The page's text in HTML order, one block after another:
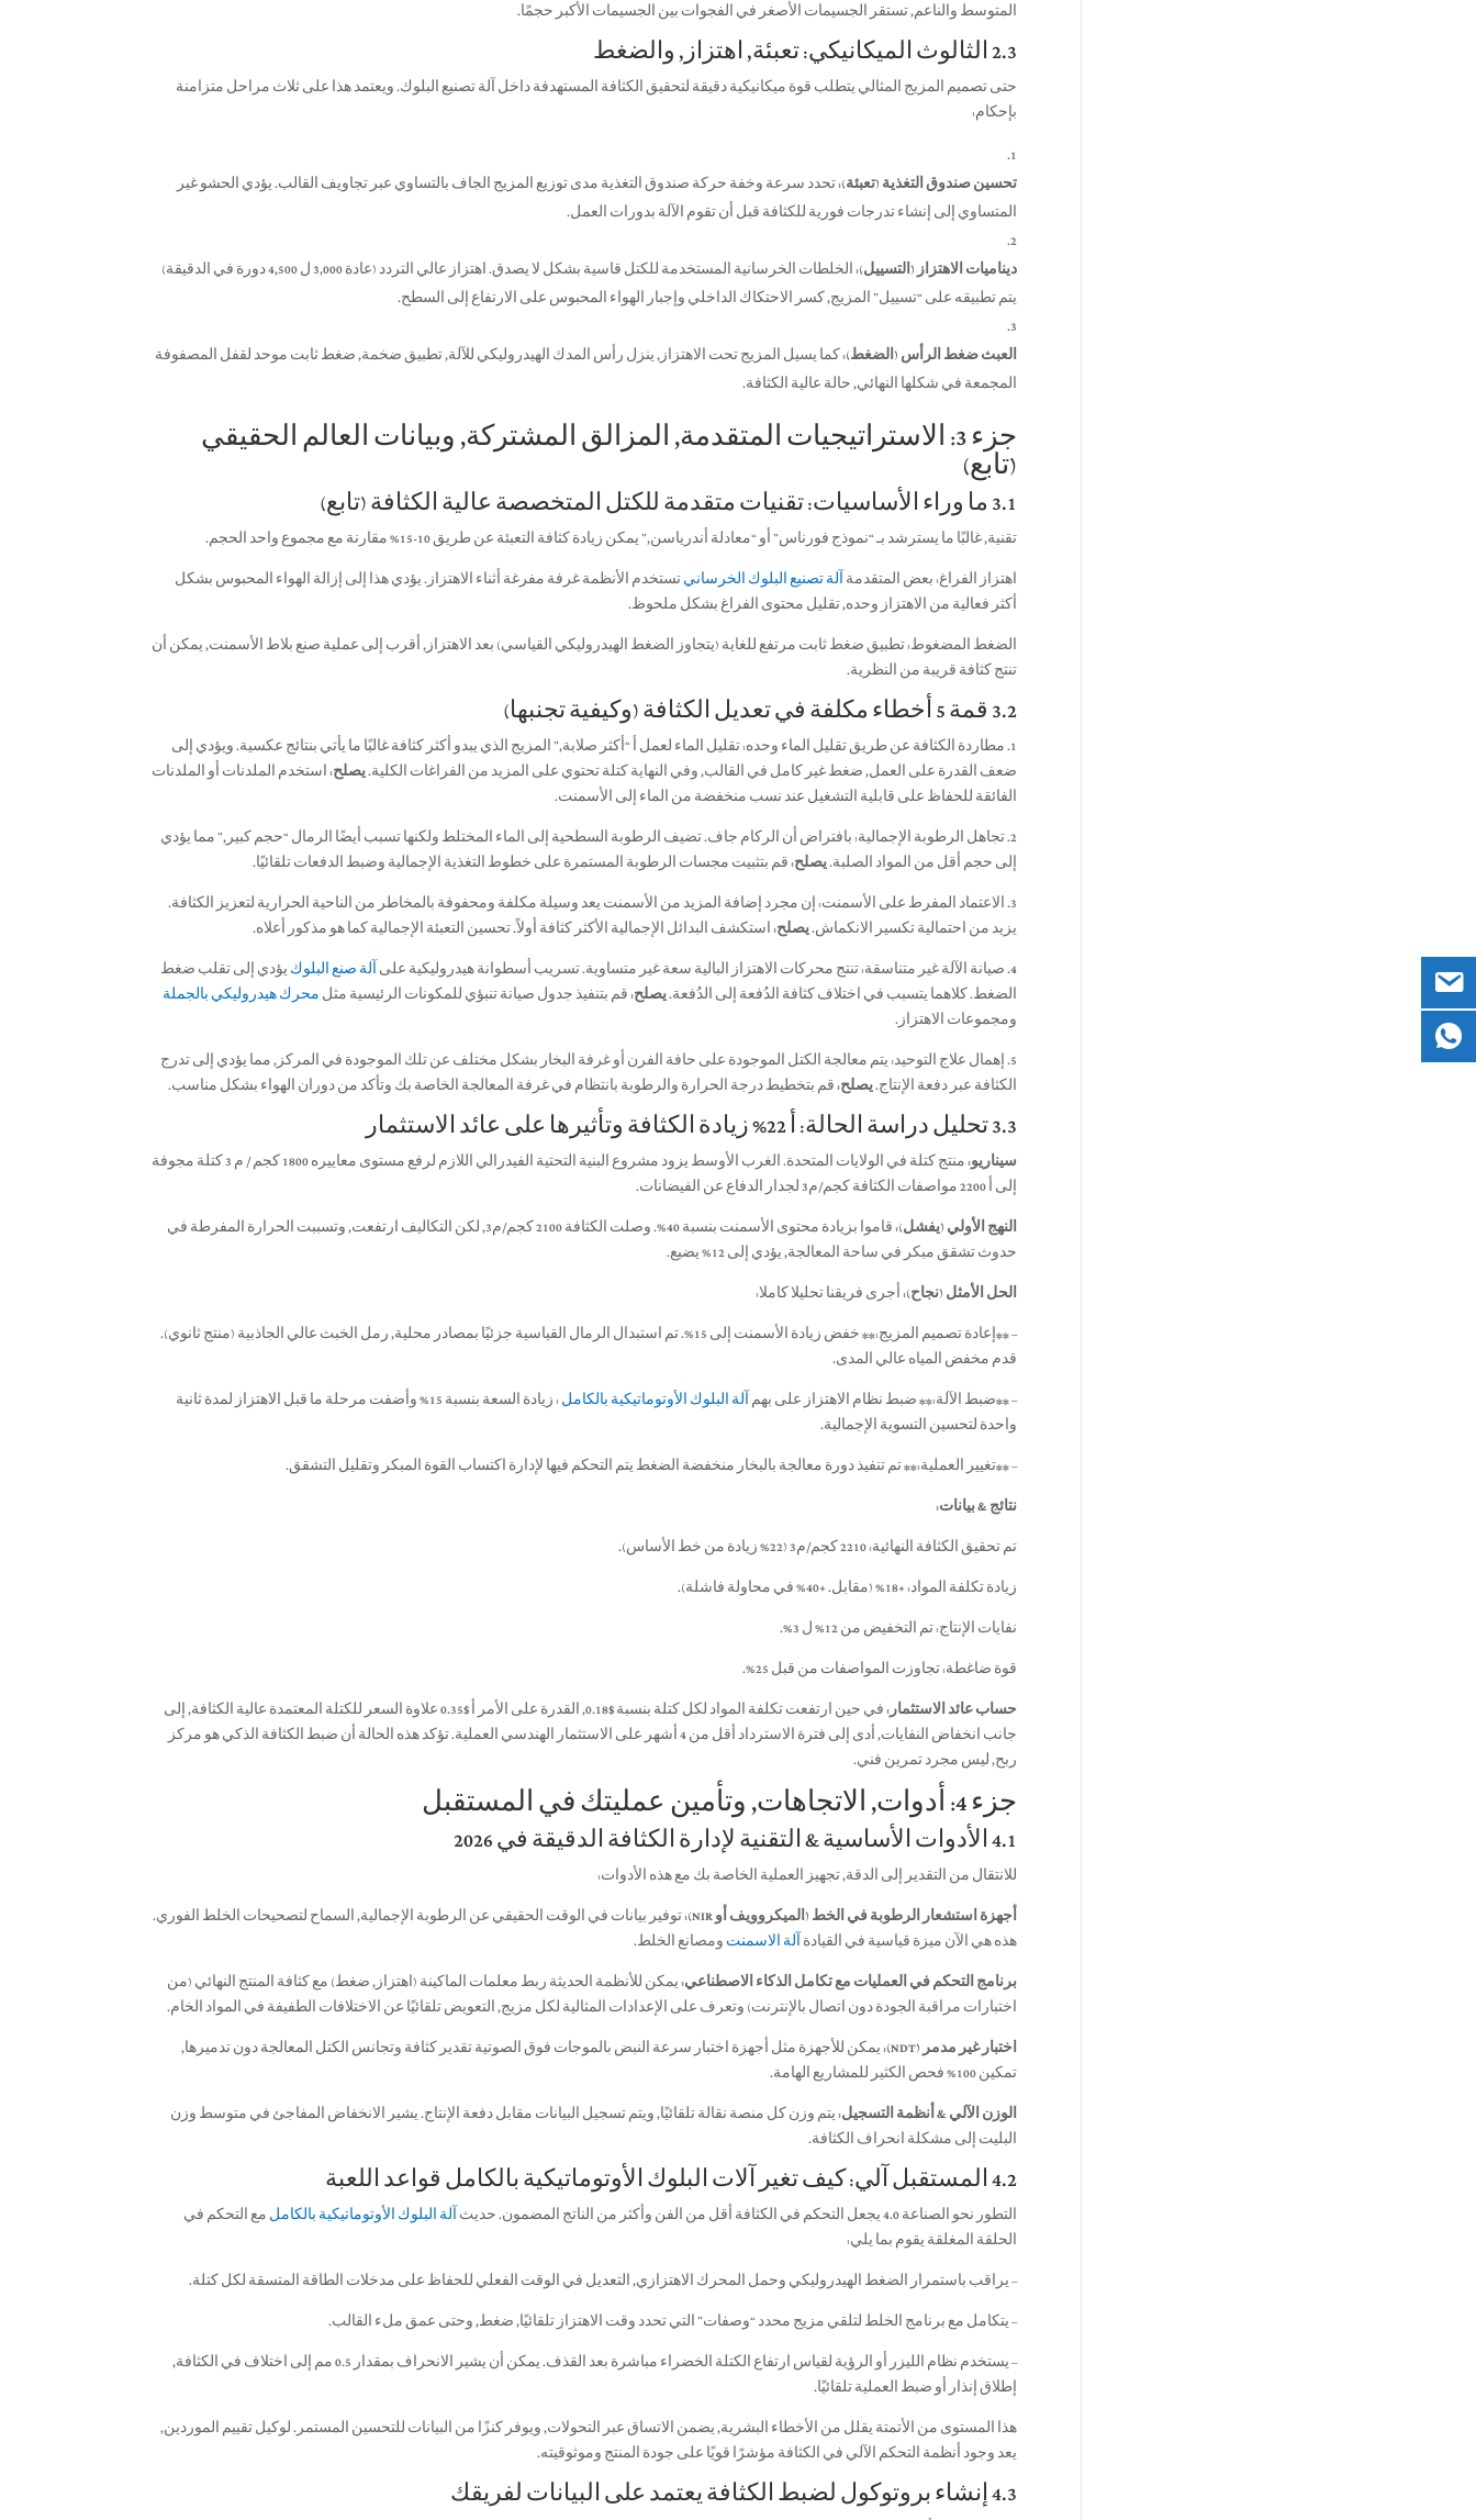
المتوسط ​​والناعم, تستقر الجسيمات الأصغر في الفجوات بين الجسيمات الأكبر حجمًا.
2.3 الثالوث الميكانيكي: تعبئة, اهتزاز, والضغط
حتى تصميم المزيج المثالي يتطلب قوة ميكانيكية دقيقة لتحقيق الكثافة المستهدفة داخل آلة تصنيع البلوك. ويعتمد هذا على ثلاث مراحل متزامنة
بإحكام:
تحسين صندوق التغذية (تعبئة):تحدد سرعة وخفة حركة صندوق التغذية مدى توزيع المزيج الجاف بالتساوي عبر تجاويف القالب. يؤدي الحشو غير
المتساوي إلى إنشاء تدرجات فورية للكثافة قبل أن تقوم الآلة بدورات العمل.
ديناميات الاهتزاز (التسييل):
الخلطات الخرسانية المستخدمة للكتل قاسية بشكل لا يصدق. اهتزاز عالي التردد (عادة 3,000 ل 4,500 دورة في الدقيقة)
يتم تطبيقه على “تسييل” المزيج, كسر الاحتكاك الداخلي وإجبار الهواء المحبوس على الارتفاع إلى السطح.
العبث ضغط الرأس (الضغط):كما يسيل المزيج تحت الاهتزاز, ينزل رأس المدك الهيدروليكي للآلة, تطبيق ضخمة, ضغط ثابت موحد لقفل المصفوفة
المجمعة في شكلها النهائي, حالة عالية الكثافة.
جزء 3: الاستراتيجيات المتقدمة, المزالق المشتركة, وبيانات العالم الحقيقي
(تابع)
3.1 ما وراء الأساسيات: تقنيات متقدمة للكتل المتخصصة عالية الكثافة (تابع)
تقنية, غالبًا ما يسترشد بـ “نموذج فورناس” أو “معادلة أندرياسن,” يمكن زيادة كثافة التعبئة عن طريق 10-15% مقارنة مع مجموع واحد الحجم.
اهتزاز الفراغ: بعض المتقدمة آلة تصنيع البلوك الخرسانيتستخدم الأنظمة غرفة مفرغة أثناء الاهتزاز. يؤدي هذا إلى إزالة الهواء المحبوس بشكل
أكثر فعالية من الاهتزاز وحده, تقليل محتوى الفراغ بشكل ملحوظ.
الضغط المضغوط: تطبيق ضغط ثابت مرتفع للغاية (يتجاوز الضغط الهيدروليكي القياسي) بعد الاهتزاز, أقرب إلى عملية صنع بلاط الأسمنت, يمكن أن
تنتج كثافة قريبة من النظرية.
3.2 قمة 5 أخطاء مكلفة في تعديل الكثافة (وكيفية تجنبها)
1. مطاردة الكثافة عن طريق تقليل الماء وحده: تقليل الماء لعمل أ “أكثر صلابة,” المزيج الذي يبدو أكثر كثافة غالبًا ما يأتي بنتائج عكسية. ويؤدي إلى
ضعف القدرة على العمل, ضغط غير كامل في القالب, وفي النهاية كتلة تحتوي على المزيد من الفراغات الكلية.يصلح: استخدم الملدنات أو الملدنات
الفائقة للحفاظ على قابلية التشغيل عند نسب منخفضة من الماء إلى الأسمنت.
2. تجاهل الرطوبة الإجمالية: بافتراض أن الركام جاف. تضيف الرطوبة السطحية إلى الماء المختلط ولكنها تسبب أيضًا الرمال “حجم كبير,” مما يؤدي
إلى حجم أقل من المواد الصلبة.يصلح: قم بتثبيت مجسات الرطوبة المستمرة على خطوط التغذية الإجمالية وضبط الدفعات تلقائيًا.
3. الاعتماد المفرط على الأسمنت: إن مجرد إضافة المزيد من الأسمنت يعد وسيلة مكلفة ومحفوفة بالمخاطر من الناحية الحرارية لتعزيز الكثافة.
يزيد من احتمالية تكسير الانكماش.يصلح: استكشف البدائل الإجمالية الأكثر كثافة أولاً. تحسين التعبئة الإجمالية كما هو مذكور أعلاه.
4. صيانة الآلة غير متناسقة: تنتج محركات الاهتزاز البالية سعة غير متساوية. تسريب أسطوانة هيدروليكية على
آلة صنع البلوكيؤدي إلى تقلب ضغط
الضغط. كلاهما يتسبب في اختلاف كثافة الدُفعة إلى الدُفعة.يصلح: قم بتنفيذ جدول صيانة تنبؤي للمكونات الرئيسية مثل محرك هيدروليكي بالجملة
ومجموعات الاهتزاز.
5. إهمال علاج التوحيد: يتم معالجة الكتل الموجودة على حافة الفرن أو غرفة البخار بشكل مختلف عن تلك الموجودة في المركز, مما يؤدي إلى تدرج
الكثافة عبر دفعة الإنتاج.يصلح: قم بتخطيط درجة الحرارة والرطوبة بانتظام في غرفة المعالجة الخاصة بك وتأكد من دوران الهواء بشكل مناسب.
3.3 تحليل دراسة الحالة: أ 22% زيادة الكثافة وتأثيرها على عائد الاستثمار
سيناريو:
منتج كتلة في الولايات المتحدة. الغرب الأوسط يزود مشروع البنية التحتية الفيدرالي اللازم لرفع مستوى معاييره 1800 كجم / م 3 كتلة مجوفة
إلى أ 2200 مواصفات الكثافة كجم/م3 لجدار الدفاع عن الفيضانات.
النهج الأولي (يفشل):
قاموا بزيادة محتوى الأسمنت بنسبة 40%. وصلت الكثافة 2100 كجم/م3, لكن التكاليف ارتفعت, وتسببت الحرارة المفرطة في
حدوث تشقق مبكر في ساحة المعالجة, يؤدي إلى 12% يضيع.
الحل الأمثل (نجاح): أجرى فريقنا تحليلا كاملا:
– **إعادة تصميم المزيج:** خفض زيادة الأسمنت إلى 15%. تم استبدال الرمال القياسية جزئيًا بمصادر محلية, رمل الخبث عالي الجاذبية (منتج ثانوي).
قدم مخفض المياه عالي المدى.
– **ضبط الآلة:** ضبط نظام الاهتزاز على بهم آلة البلوك الأوتوماتيكية بالكامل
: زيادة السعة بنسبة 15% وأضفت مرحلة ما قبل الاهتزاز لمدة ثانية
واحدة لتحسين التسوية الإجمالية.
– **تغيير العملية:** تم تنفيذ دورة معالجة بالبخار منخفضة الضغط يتم التحكم فيها لإدارة اكتساب القوة المبكر وتقليل التشقق.
نتائج & بيانات:
تم تحقيق الكثافة النهائية: 2210 كجم/م3 (22% زيادة من خط الأساس).
زيادة تكلفة المواد: +18% (مقابل. +40% في محاولة فاشلة).
نفايات الإنتاج: تم التخفيض من 12% ل 3%.
قوة ضاغطة: تجاوزت المواصفات من قبل 25%.
حساب عائد الاستثمار:
في حين ارتفعت تكلفة المواد لكل كتلة بنسبة $0.18, القدرة على الأمر أ $0.35 علاوة السعر للكتلة المعتمدة عالية الكثافة, إلى
جانب انخفاض النفايات, أدى إلى فترة الاسترداد أقل من 4 أشهر على الاستثمار الهندسي العملية. تؤكد هذه الحالة أن ضبط الكثافة الذكي هو مركز
ربح, ليس مجرد تمرين فني.
جزء 4: أدوات, الاتجاهات, وتأمين عمليتك في المستقبل
4.1 الأدوات الأساسية & التقنية لإدارة الكثافة الدقيقة في 2026
للانتقال من التقدير إلى الدقة, تجهيز العملية الخاصة بك مع هذه الأدوات:
أجهزة استشعار الرطوبة في الخط (الميكروويف أو NIR):
توفير بيانات في الوقت الحقيقي عن الرطوبة الإجمالية, السماح لتصحيحات الخلط الفوري.
هذه هي الآن ميزة قياسية في القيادة آلة الاسمنت ومصانع الخلط.
برنامج التحكم في العمليات مع تكامل الذكاء الاصطناعي:يمكن للأنظمة الحديثة ربط معلمات الماكينة (اهتزاز, ضغط) مع كثافة المنتج النهائي (من
اختبارات مراقبة الجودة دون اتصال بالإنترنت) وتعرف على الإعدادات المثالية لكل مزيج, التعويض تلقائيًا عن الاختلافات الطفيفة في المواد الخام.
اختبار غير مدمر (NDT):
يمكن للأجهزة مثل أجهزة اختبار سرعة النبض بالموجات فوق الصوتية تقدير كثافة وتجانس الكتل المعالجة دون تدميرها,
تمكين 100% فحص الكثير للمشاريع الهامة.
الوزن الآلي & أنظمة التسجيل:يتم وزن كل منصة نقالة تلقائيًا, ويتم تسجيل البيانات مقابل دفعة الإنتاج. يشير الانخفاض المفاجئ في متوسط ​​وزن
البليت إلى مشكلة انحراف الكثافة.
4.2 المستقبل آلي: كيف تغير آلات البلوك الأوتوماتيكية بالكامل قواعد اللعبة
التطور نحو الصناعة 4.0 يجعل التحكم في الكثافة أقل من الفن وأكثر من الناتج المضمون. حديث آلة البلوك الأوتوماتيكية بالكامل مع التحكم في
الحلقة المغلقة يقوم بما يلي:
– يراقب باستمرار الضغط الهيدروليكي وحمل المحرك الاهتزازي, التعديل في الوقت الفعلي للحفاظ على مدخلات الطاقة المتسقة لكل كتلة.
– يتكامل مع برنامج الخلط لتلقي مزيج محدد “وصفات” التي تحدد وقت الاهتزاز تلقائيًا, ضغط, وحتى عمق ملء القالب.
– يستخدم نظام الليزر أو الرؤية لقياس ارتفاع الكتلة الخضراء مباشرة بعد القذف. يمكن أن يشير الانحراف بمقدار 0.5 مم إلى اختلاف في الكثافة,
إطلاق إنذار أو ضبط العملية تلقائيًا.
هذا المستوى من الأتمتة يقلل من الأخطاء البشرية, يضمن الاتساق عبر التحولات, ويوفر كنزًا من البيانات للتحسين المستمر. لوكيل تقييم الموردين,
يعد وجود أنظمة التحكم الآلي في الكثافة مؤشرًا قويًا على جودة المنتج وموثوقيته.
4.3 إنشاء بروتوكول لضبط الكثافة يعتمد على البيانات لفريقك